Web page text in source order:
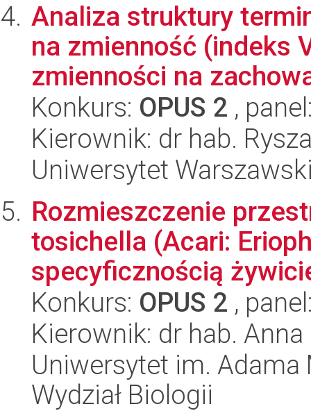
Analiza struktury
na zmienność (indeks
zmienności na
Konkurs: OPUS 2 ,
Kierownik: dr hab.
Uniwersytet
Rozmieszczenie
tosichella (Acari:
specyficznością
Konkurs: OPUS 2 ,
Kierownik: dr hab.
Uniwersytet im.
Wydział Biologii